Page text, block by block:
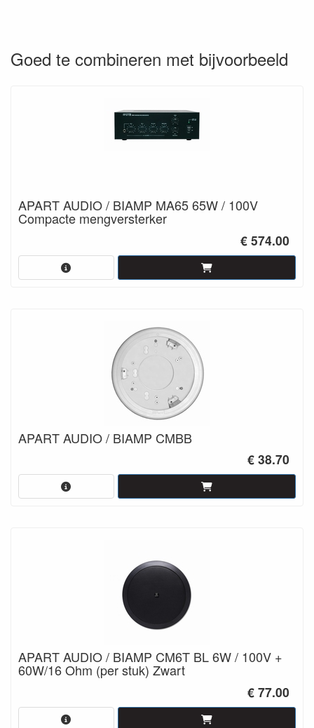
Goed te combineren met bijvoorbeeld
APART AUDIO / BIAMP MA65 65W / 100V
Compacte mengversterker
€ 574.00
APART AUDIO / BIAMP CMBB
€ 38.70
APART AUDIO / BIAMP CM6T BL 6W / 100V +
60W/16 Ohm (per stuk) Zwart
€ 77.00